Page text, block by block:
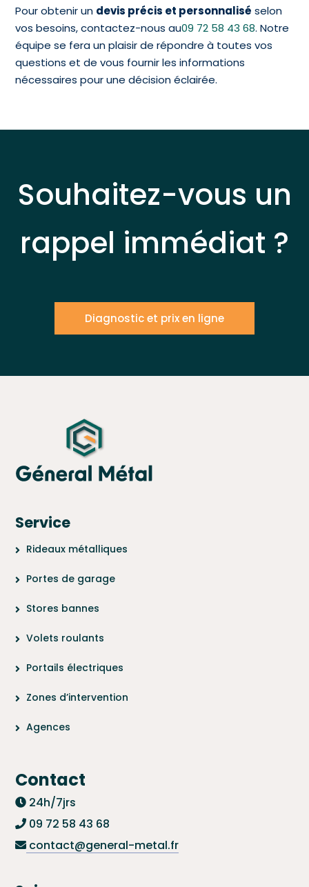
Pour obtenir un devis précis et personnalisé selon
vos besoins, contactez-nous au09 72 58 43 68. Notre
équipe se fera un plaisir de répondre à toutes vos
questions et de vous fournir les informations
nécessaires pour une décision éclairée.
Souhaitez-vous un
rappel immédiat ?
Diagnostic et prix en ligne
Service
Rideaux métalliques
Portes de garage
Stores bannes
Volets roulants
Portails électriques
Zones d’intervention
Agences
Contact
24h/7jrs
09 72 58 43 68
contact@general-metal.fr